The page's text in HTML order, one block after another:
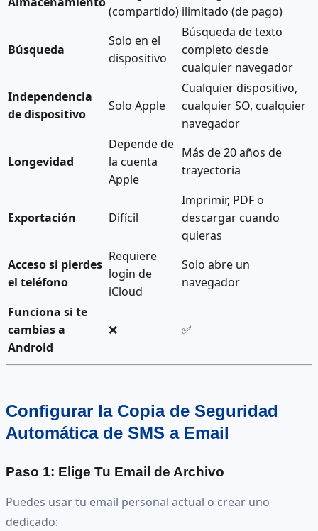
(compartido) ilimitado (de pago)
Búsqueda
Solo en el
dispositivo
Búsqueda de texto
completo desde
cualquier navegador
Independencia
de dispositivo
Solo Apple
Cualquier dispositivo,
cualquier SO, cualquier
navegador
Longevidad
Depende de
la cuenta
Apple
Más de 20 años de
trayectoria
Exportación Difícil
Imprimir, PDF o
descargar cuando
quieras
Acceso si pierdes
el teléfono
Requiere
login de
iCloud
Solo abre un
navegador
Funciona si te
cambias a
Android
❌ ✅
Configurar la Copia de Seguridad
Automática de SMS a Email
Paso 1: Elige Tu Email de Archivo
Puedes usar tu email personal actual o crear uno
dedicado: